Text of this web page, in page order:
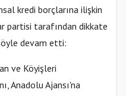
kredi borçlarına ilişkin
partisi tarafından dikkate
devam etti:
ve Köyişleri
Anadolu Ajansı'na